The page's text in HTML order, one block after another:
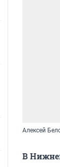
Алексей
В